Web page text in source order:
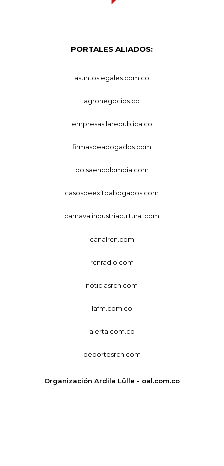
PORTALES ALIADOS:
asuntoslegales.com.co
agronegocios.co
empresas.larepublica.co
firmasdeabogados.com
bolsaencolombia.com
casosdeexitoabogados.com
carnavalindustriacultural.com
canalrcn.com
rcnradio.com
noticiasrcn.com
lafm.com.co
alerta.com.co
deportesrcn.com
Organización Ardila Lülle - oal.com.co